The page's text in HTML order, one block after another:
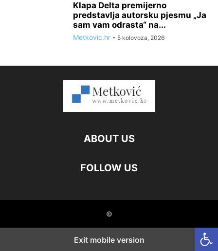
Klapa Delta premijerno
predstavlja autorsku pjesmu „Ja
sam vam odrasta“ na...
Metkovic.hr - 5 kolovoza, 2026
ABOUT US
FOLLOW US
©
Exit mobile version